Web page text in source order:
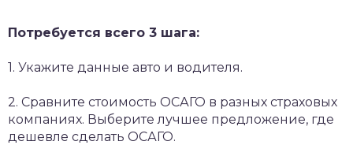
Потребуется всего 3 шага:
1. Укажите данные авто и водителя.
2. Сравните стоимость ОСАГО в разных страховых
компаниях. Выберите лучшее предложение, где
дешевле сделать ОСАГО.